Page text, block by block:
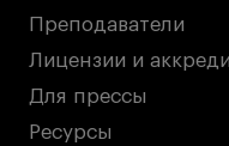
Преподаватели
Лицензии и
Для прессы
Ресурсы